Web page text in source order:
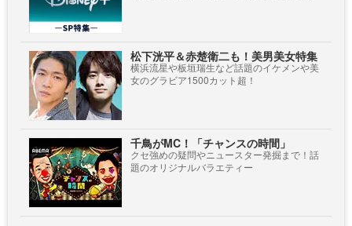
松下洸平＆赤楚衛二も！美男美女特集
横浜流星や板垣瑞生など話題のイケメンや美
女のグラビア1500カット超！
千鳥がMC！「チャンスの時間」
クセ強めの疑問やニュースター発掘まで！話
題のオリジナルバラエティー